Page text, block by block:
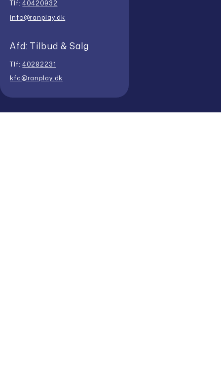
Tlf:40420932
info@ranplay.dk
Afd: Tilbud & Salg
Tlf:40282231
kfc@ranplay.dk